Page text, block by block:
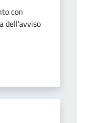
con
dell'avviso